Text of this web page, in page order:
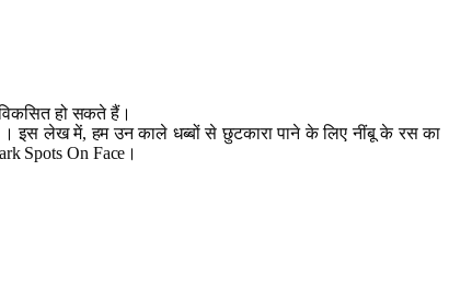
हो सकते हैं।
इस लेख में, हम उन काले धब्बों से छुटकारा पाने के लिए नींबू के रस का
Spots On Face।